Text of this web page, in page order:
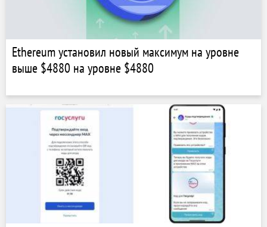
Ethereum установил новый максимум на уровне
выше $4880 на уровне $4880